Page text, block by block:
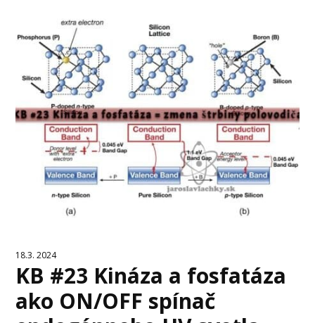
18.3. 2024
KB #23 Kináza a fosfatáza
ako ON/OFF spínač